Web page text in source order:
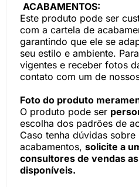
ACABAMENTOS:
Este produto pode ser
com a cartela de
garantindo que ele se
seu estilo e ambiente.
vigentes e receber fotos
contato com um de
Foto do produto
O produto pode ser
escolha dos padrões de
Caso tenha dúvidas sobre
acabamentos, solicite a
consultores de vendas
disponíveis.